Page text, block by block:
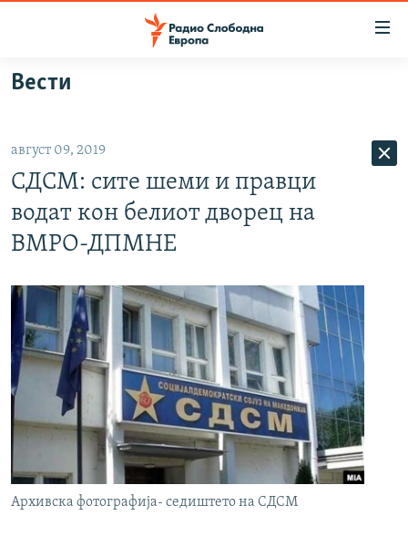
Оди
на
главната
навигација
Премини
на
ВИЗУЕЛНО
ВЕСТИ
ШТО ТРЕБА ДА ЗНАЕТЕ
ПРИЈАВИ СЕ ЗА ЊУЗЛЕТЕР
ПОДКАСТ ЗОШТО?
СЛЕДЕТЕ НЕ
РСЕ веб страници
Вести
август 09, 2019
СДСМ: сите шеми и правци
водат кон белиот дворец на
ВМРО-ДПМНЕ
Архивска фотографија- седиштето на СДСМ